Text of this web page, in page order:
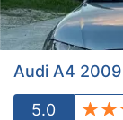
Audi A4 2009
5.0